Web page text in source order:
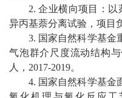
2.企业横向项目： 以
异丙基萘分离试验 ，项目
3. 国家自然科学基金
气泡群介尺度流动结构
人， 2017-2019。
4. 国家自然科学基金